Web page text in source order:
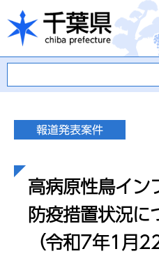
千葉県
高病原性鳥イン
防疫措置状況に
（令和7年1月